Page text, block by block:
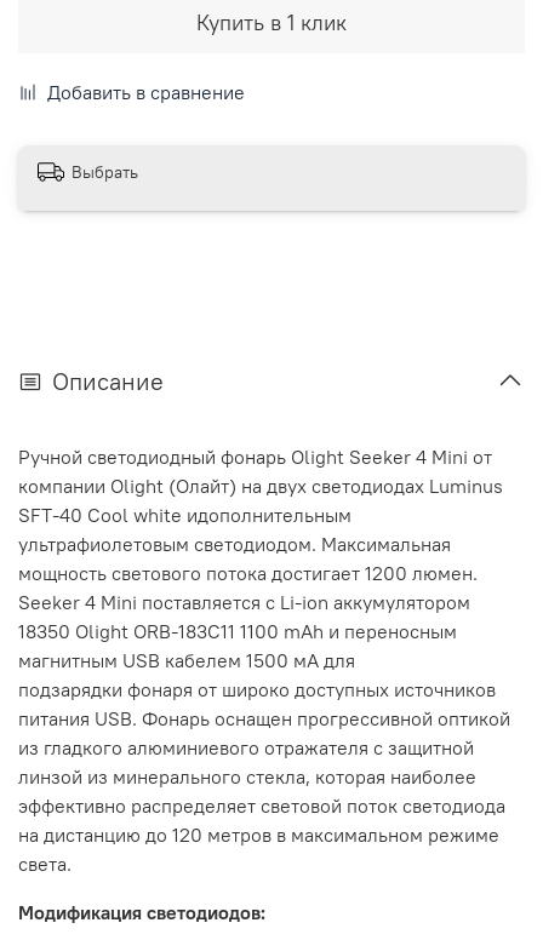
Купить в 1 клик
Добавить в сравнение
Выбрать
Описание
Ручной светодиодный фонарь Olight Seeker 4 Mini от
компании Olight (Олайт) на двух светодиодах Luminus
SFT-40 Cool white идополнительным
ультрафиолетовым светодиодом. Максимальная
мощность светового потока достигает 1200 люмен.
Seeker 4 Mini поставляется с Li-ion аккумулятором
18350 Olight ORB-183C11 1100 mAh и переносным
магнитным USB кабелем 1500 мА для
подзарядки фонаря от широко доступных источников
питания USB. Фонарь оснащен прогрессивной оптикой
из гладкого алюминиевого отражателя с защитной
линзой из минерального стекла, которая наиболее
эффективно распределяет световой поток светодиода
на дистанцию до 120 метров в максимальном режиме
света.
Модификация светодиодов: